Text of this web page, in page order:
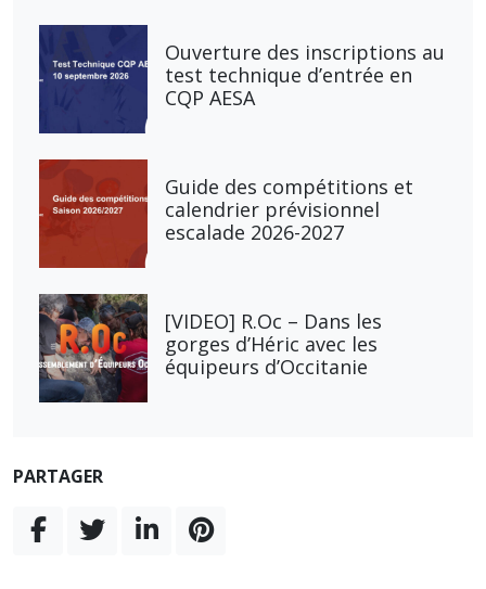
Ouverture des inscriptions au
test technique d’entrée en
CQP AESA
Guide des compétitions et
calendrier prévisionnel
escalade 2026-2027
[VIDEO] R.Oc – Dans les
gorges d’Héric avec les
équipeurs d’Occitanie
PARTAGER